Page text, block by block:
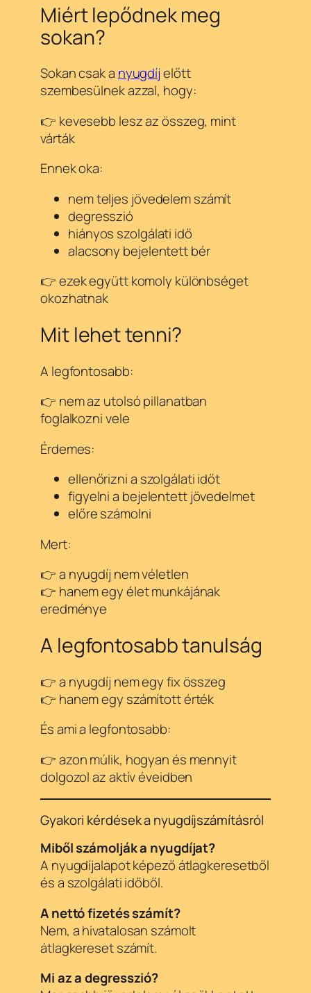
Miért lepődnek meg
sokan?
Sokan csak a nyugdíjelőtt
szembesülnek azzal, hogy:
👉 kevesebb lesz az összeg, mint
várták
Ennek oka:
nem teljes jövedelem számít
degresszió
hiányos szolgálati idő
alacsony bejelentett bér
👉 ezek együtt komoly különbséget
okozhatnak
Mit lehet tenni?
A legfontosabb:
👉 nem az utolsó pillanatban
foglalkozni vele
Érdemes:
ellenőrizni a szolgálati időt
figyelni a bejelentett jövedelmet
előre számolni
Mert:
👉 a nyugdíj nem véletlen
👉 hanem egy élet munkájának
eredménye
A legfontosabb tanulság
👉 a nyugdíj nem egy fix összeg
👉 hanem egy számított érték
És ami a legfontosabb:
👉 azon múlik, hogyan és mennyit
dolgozol az aktív éveidben
Gyakori kérdések a nyugdíjszámításról
Miből számolják a nyugdíjat?
A nyugdíjalapot képező átlagkeresetből
és a szolgálati időből.
A nettó fizetés számít?
Nem, a hivatalosan számolt
átlagkereset számít.
Mi az a degresszió?